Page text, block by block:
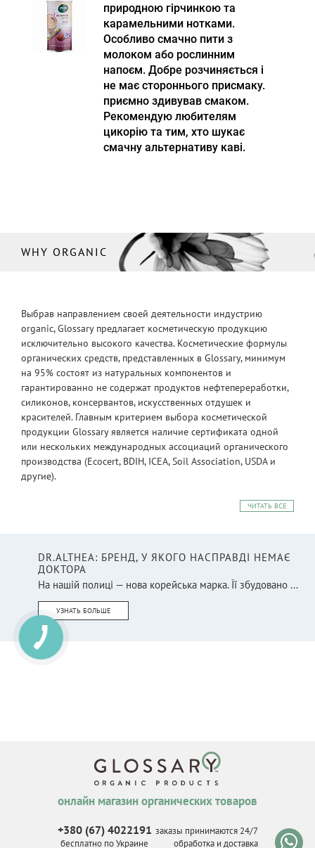
природною гірчинкою та
карамельними нотками.
Особливо смачно пити з
молоком або рослинним
напоєм. Добре розчиняється і
не має стороннього присмаку.
приємно здивував смаком.
Рекомендую любителям
цикорію та тим, хто шукає
смачну альтернативу каві.
WHY ORGANIC
Выбрав направлением своей деятельности индустрию
organic, Glossary предлагает косметическую продукцию
исключительно высокого качества. Косметические формулы
органических средств, представленных в Glossary, минимум
на 95% состоят из натуральных компонентов и
гарантированно не содержат продуктов нефтепереработки,
силиконов, консервантов, искусственных отдушек и
красителей. Главным критерием выбора косметической
продукции Glossary является наличие сертификата одной
или нескольких международных ассоциаций органического
производства (Ecocert, BDIH, ICEA, Soil Association, USDA и
другие).
ЧИТАТЬ ВСЕ
DR.ALTHEA: БРЕНД, У ЯКОГО НАСПРАВДІ НЕМАЄ
ДОКТОРА
На нашій полиці — нова корейська марка. Її збудовано ...
УЗНАТЬ БОЛЬШЕ
онлайн магазин органических товаров
+380 (67) 4022191
бесплатно по Украине
заказы принимаются 24/7
обработка и доставка